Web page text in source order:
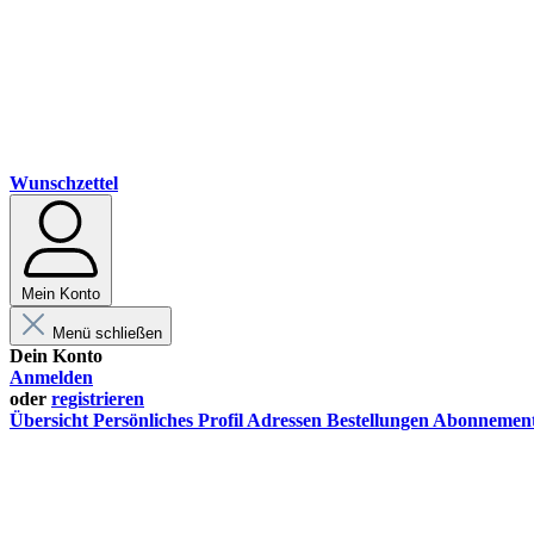
Wunschzettel
Mein Konto
Menü schließen
Dein Konto
Anmelden
oder registrieren
Übersicht Persönliches Profil Adressen Bestellungen